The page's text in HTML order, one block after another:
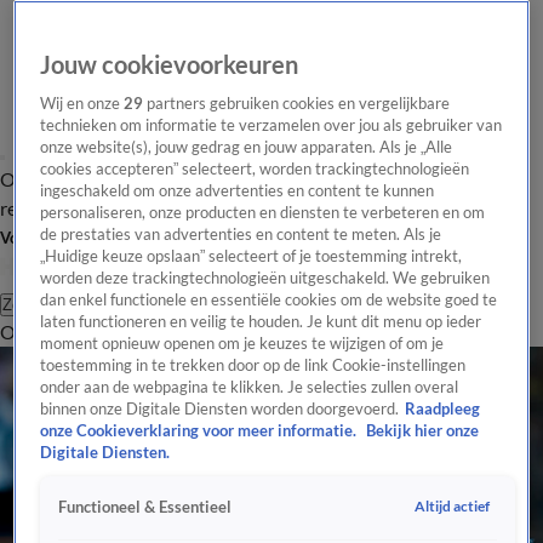
Overzicht Laatste nieuws Regionieuws Het beste van Hart
Tip de
redactie
Volg Hart van Nederland
Zoeken
OverzichtRegioUitzendingenWeerTip de redactiePanelVideo's
Jouw cookievoorkeuren
Wij en onze29 partners gebruiken cookies en vergelijkbare
technieken om informatie te verzamelen over jou als gebruiker van
onze website(s), jouw gedrag en jouw apparaten. Als je „Alle
cookies accepteren” selecteert, worden trackingtechnologieën
ingeschakeld om onze advertenties en content te kunnen
personaliseren, onze producten en diensten te verbeteren en om
de prestaties van advertenties en content te meten. Als je
„Huidige keuze opslaan” selecteert of je toestemming intrekt,
worden deze trackingtechnologieën uitgeschakeld. We gebruiken
dan enkel functionele en essentiële cookies om de website goed te
laten functioneren en veilig te houden. Je kunt dit menu op ieder
moment opnieuw openen om je keuzes te wijzigen of om je
toestemming in te trekken door op de link Cookie-instellingen
onder aan de webpagina te klikken. Je selecties zullen overal
binnen onze Digitale Diensten worden doorgevoerd. Raadpleeg
onze Cookieverklaring voor meer informatie.
Bekijk hier onze
Digitale Diensten.
Functioneel & Essentieel Altijd actief